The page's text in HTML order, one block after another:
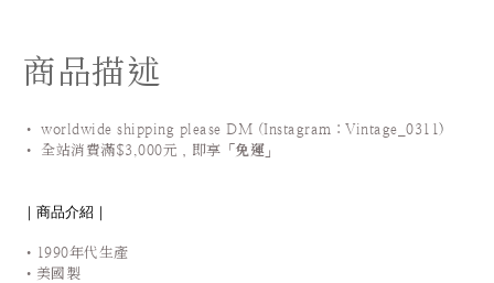
商品描述
• worldwide shipping please DM (Instagram：Vintage_0311)
• 全站消費滿$3,000元，即享「 免運 」
｜商品介紹｜
•1990年代生產
•美國製